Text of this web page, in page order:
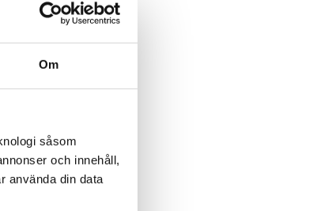
Om
såsom
och innehåll,
använda din data